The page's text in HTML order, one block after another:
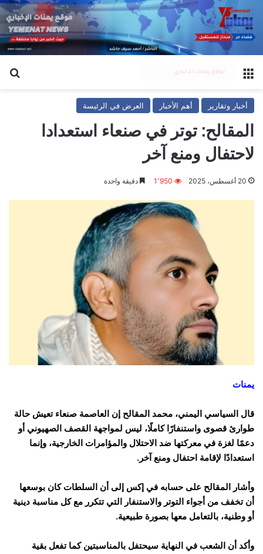
القائمة
أخبار وتقارير أهم الأخبار العرض في الرئيسة
المقالح: توتر في صنعاء استعدادا
لاحتفال ومنع آخر
20 أغسطس، 2025 1٬950 دقيقة واحدة
يمنات
قال السياسي اليمني، محمد المقالح إن العاصمة صنعاء تعيش حالة
طوارئ قصوى واستنفارًا كاملًا، ليس لمواجهة القصف الصهيوني أو
دعمًا لغزة في معركتها ضد الاحتلال والمؤامرات الخارجية، وإنما
استعدادًا لإقامة احتفال ومنع آخر.
وأشار المقالح على حسابه في إكس إلى أن السلطات كان بوسعها
أن تخفف من أجواء التوتر والاستنفار التي تتكرر مع كل مناسبة دينية
أو وطنية، بالتعامل معها بصورة طبيعية.
وأكد أن الشعب في النهاية سيحتفل بالمناسبتين كما تفعل بقية